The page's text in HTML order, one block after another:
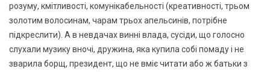
розуму, кмітливості, комунікабельності (креативності, трьом
золотим волосинам, чарам трьох апельсинів, потрібне
підкреслити). А в невдачах винні влада, сусіди, що голосно
слухали музику вночі, дружина, яка купила собі помаду і не
зварила борщ, президент, що не вміє читати або ж батьки з